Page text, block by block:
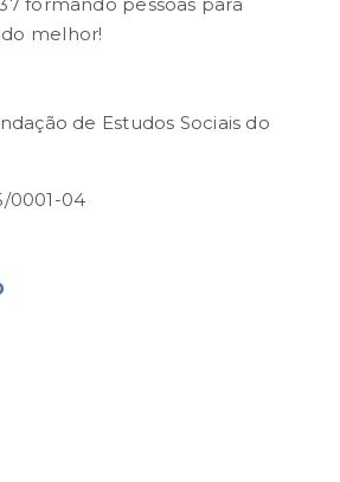
melhor!
de Estudos Sociais do
0001-04